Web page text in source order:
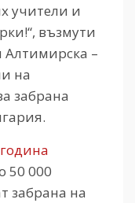
учители и
възмути
Алтимирска –
на
забрана
50 000
забрана на